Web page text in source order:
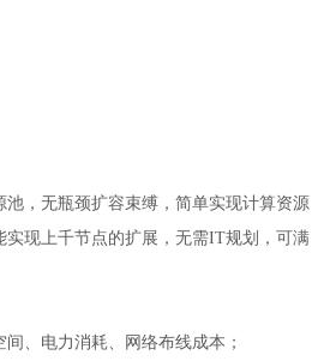
池，无瓶颈扩容束缚，简单实现计算资源
实现上千节点的扩展，无需IT规划，可满
、电力消耗、网络布线成本；